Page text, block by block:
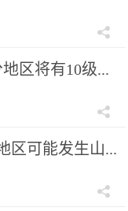
区将有10级...
区可能发生山...